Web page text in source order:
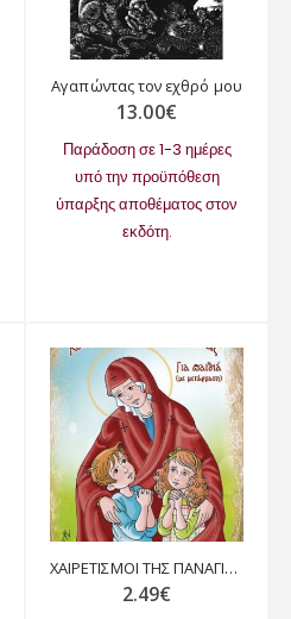
Αγαπώντας τον εχθρό μου
13.00€
Παράδοση σε 1-3 ημέρες
υπό την προϋπόθεση
ύπαρξης αποθέματος στον
εκδότη.
ΧΑΙΡΕΤΙΣΜΟΙ ΤΗΣ ΠΑΝΑΓΙΑΣ ΓΙΑ ΠΑΙΔΙΑ ΜΕ ΜΕΤΑΦΡΑΣΗ
2.49€